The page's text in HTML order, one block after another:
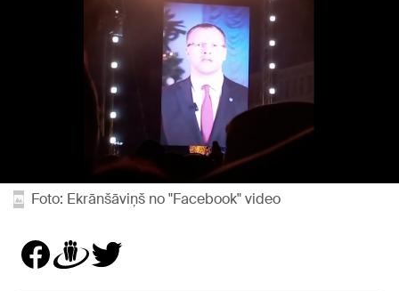
Foto: Ekrānšāviņš no "Facebook" video